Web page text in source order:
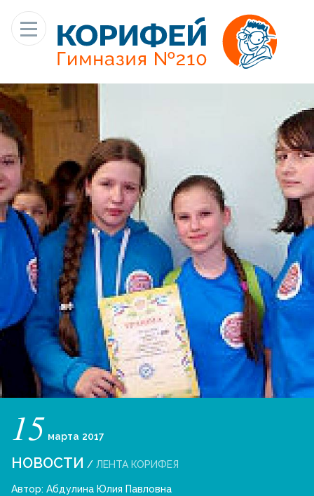
15 марта 2017
НОВОСТИ / ЛЕНТА КОРИФЕЯ
Автор: Абдулина Юлия Павловна